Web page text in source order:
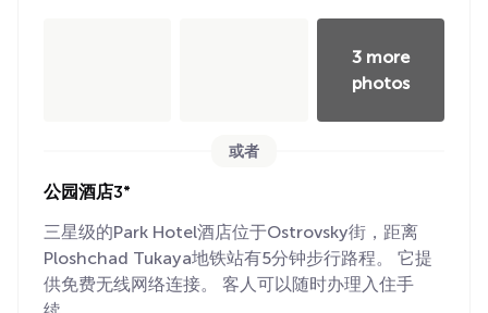
3 more
photos
或者
公园酒店3*
三星级的Park Hotel酒店位于Ostrovsky街，距离
Ploshchad Tukaya地铁站有5分钟步行路程。 它提
供免费无线网络连接。 客人可以随时办理入住手